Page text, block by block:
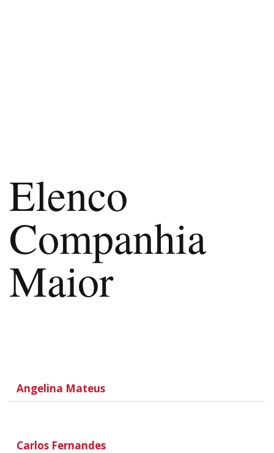
Elenco
Companhia
Maior
Angelina Mateus
Carlos Fernandes